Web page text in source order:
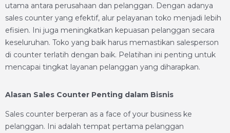
utama antara perusahaan dan pelanggan. Dengan adanya
sales counter yang efektif, alur pelayanan toko menjadi lebih
efisien. Ini juga meningkatkan kepuasan pelanggan secara
keseluruhan. Toko yang baik harus memastikan salesperson
di counter terlatih dengan baik. Pelatihan ini penting untuk
mencapai tingkat layanan pelanggan yang diharapkan.
Alasan Sales Counter Penting dalam Bisnis
Sales counter berperan as a face of your business ke
pelanggan. Ini adalah tempat pertama pelanggan